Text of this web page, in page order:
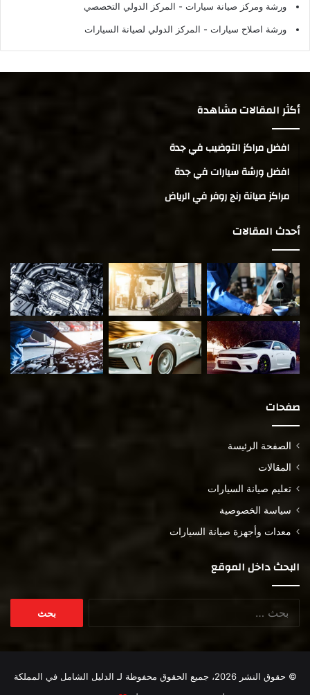
ورشة ومركز صيانة سيارات - المركز الدولي التخصصي
ورشة اصلاح سيارات - المركز الدولي لصيانة السيارات
أكثر المقالات مشاهدة
افضل مراكز التوضيب في جدة
افضل ورشة سيارات في جدة
مراكز صيانة رنج روفر في الرياض
أحدث المقالات
صفحات
الصفحة الرئيسة
المقالات
تعليم صيانة السيارات
سياسة الخصوصية
معدات وأجهزة صيانة السيارات
البحث داخل الموقع
© حقوق النشر 2026، جميع الحقوق محفوظة لـ
الدليل الشامل في المملكة